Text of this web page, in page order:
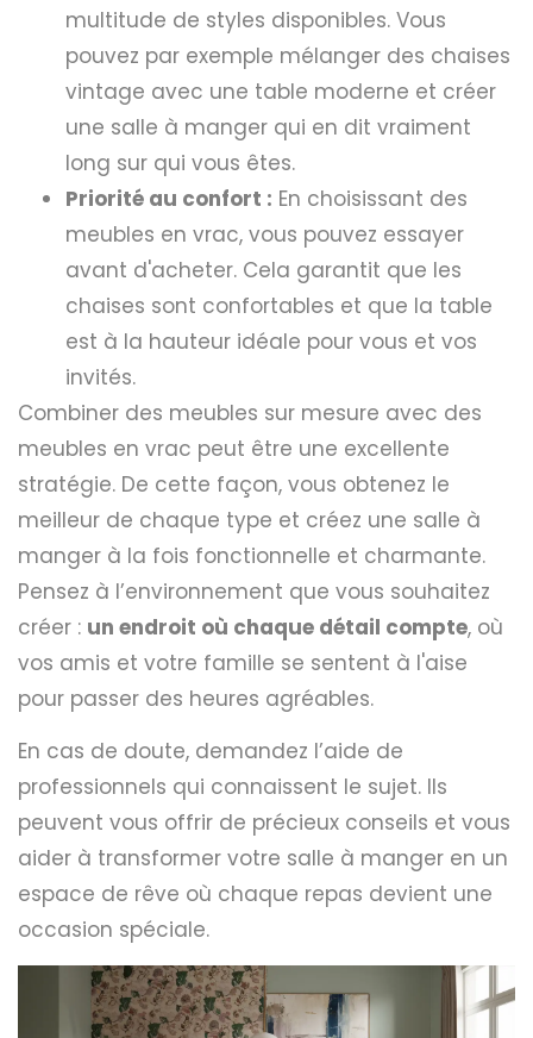
multitude de styles disponibles. Vous
pouvez par exemple mélanger des chaises
vintage avec une table moderne et créer
une salle à manger qui en dit vraiment
long sur qui vous êtes.
Priorité au confort : En choisissant des
meubles en vrac, vous pouvez essayer
avant d'acheter. Cela garantit que les
chaises sont confortables et que la table
est à la hauteur idéale pour vous et vos
invités.
Combiner des meubles sur mesure avec des
meubles en vrac peut être une excellente
stratégie. De cette façon, vous obtenez le
meilleur de chaque type et créez une salle à
manger à la fois fonctionnelle et charmante.
Pensez à l’environnement que vous souhaitez
créer : un endroit où chaque détail compte, où
vos amis et votre famille se sentent à l'aise
pour passer des heures agréables.
En cas de doute, demandez l’aide de
professionnels qui connaissent le sujet. Ils
peuvent vous offrir de précieux conseils et vous
aider à transformer votre salle à manger en un
espace de rêve où chaque repas devient une
occasion spéciale.